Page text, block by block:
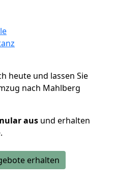
heute und lassen Sie
nach Mahlberg
aus und erhalten
erhalten